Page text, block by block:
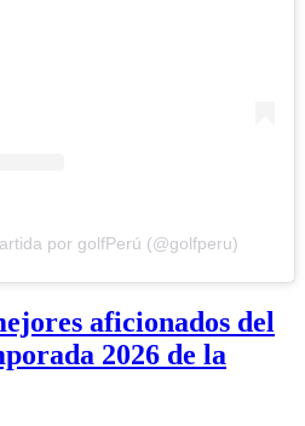
por golfPerú (@golfperu)
aficionados del
2026 de la